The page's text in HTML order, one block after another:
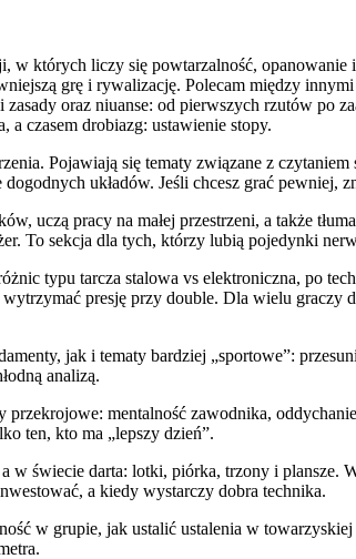
których liczy się powtarzalność, opanowanie
grę i rywalizację. Polecam między innymi
oraz niuanse: od pierwszych rzutów po
czasem drobiazg: ustawienie stopy.
Pojawiają się tematy związane z
układów. Jeśli chcesz grać pewniej,
uczą pracy na małej przestrzeni, a także
To sekcja dla tych, którzy lubią pojedynki
typu tarcza stalowa vs elektroniczna, po
presję przy double. Dla wielu graczy
jak i tematy bardziej „sportowe”:
analizą.
mentalność zawodnika,
ten, kto ma „lepszy dzień”.
w świecie darta: lotki, piórka, trzony i
a kiedy wystarczy dobra technika.
w grupie, jak ustalić ustalenia w